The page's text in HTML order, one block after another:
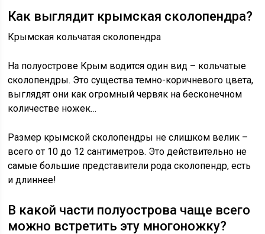
Как выглядит крымская сколопендра?
Крымская кольчатая сколопендра
На полуострове Крым водится один вид – кольчатые
сколопендры. Это существа темно-коричневого цвета,
выглядят они как огромный червяк на бесконечном
количестве ножек…
Размер крымской сколопендры не слишком велик –
всего от 10 до 12 сантиметров. Это действительно не
самые большие представители рода сколопендр, есть
и длиннее!
В какой части полуострова чаще всего
можно встретить эту многоножку?